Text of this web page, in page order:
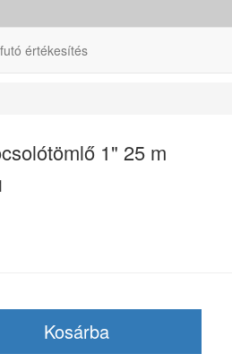
értékesítés
1" 25 m